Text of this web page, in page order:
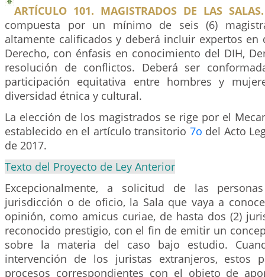
ARTÍCULO 101. MAGISTRADOS DE LAS SALAS.
compuesta por un mínimo de seis (6)
altamente calificados y deberá incluir expertos en
Derecho, con énfasis en conocimiento del DIH,
resolución de conflictos. Deberá ser
participación equitativa entre hombres y
diversidad étnica y cultural.
La elección de los magistrados se rige por el
establecido en el artículo transitorio 7o del Acto
de 2017.
Texto del Proyecto de Ley Anterior
Excepcionalmente, a solicitud de las
jurisdicción o de oficio, la Sala que vaya a
opinión, como amicus curiae, de hasta dos (2)
reconocido prestigio, con el fin de emitir un
sobre la materia del caso bajo estudio.
intervención de los juristas extranjeros, estos
procesos correspondientes con el objeto de